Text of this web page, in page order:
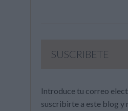
SUSCRIBETE
Introduce tu correo
suscribirte a este blog y